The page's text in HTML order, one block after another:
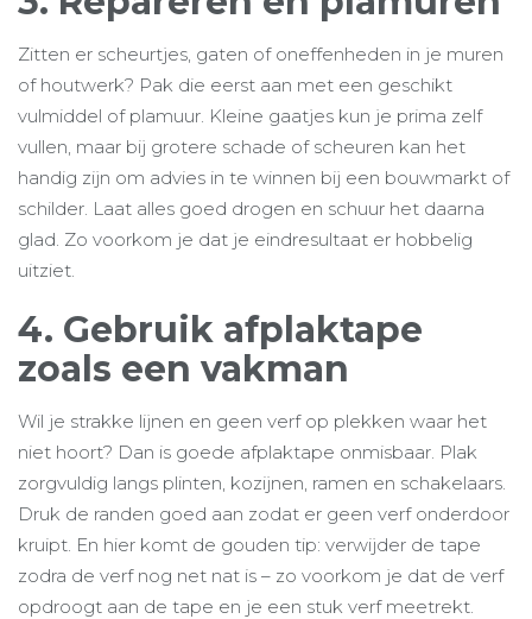
Zitten er scheurtjes, gaten of oneffenheden in je muren
of houtwerk? Pak die eerst aan met een geschikt
vulmiddel of plamuur. Kleine gaatjes kun je prima zelf
vullen, maar bij grotere schade of scheuren kan het
handig zijn om advies in te winnen bij een bouwmarkt of
schilder. Laat alles goed drogen en schuur het daarna
glad. Zo voorkom je dat je eindresultaat er hobbelig
uitziet.
4. Gebruik afplaktape
zoals een vakman
Wil je strakke lijnen en geen verf op plekken waar het
niet hoort? Dan is goede afplaktape onmisbaar. Plak
zorgvuldig langs plinten, kozijnen, ramen en schakelaars.
Druk de randen goed aan zodat er geen verf onderdoor
kruipt. En hier komt de gouden tip: verwijder de tape
zodra de verf nog net nat is – zo voorkom je dat de verf
opdroogt aan de tape en je een stuk verf meetrekt.